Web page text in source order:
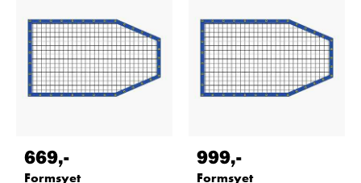
669,-
Formsyet
999,-
Formsyet